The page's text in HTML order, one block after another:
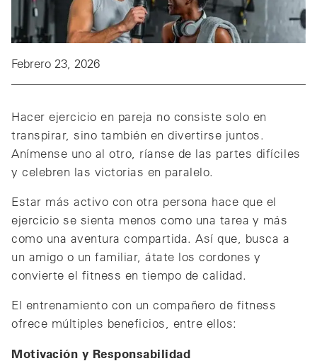
Febrero 23, 2026
Hacer ejercicio en pareja no consiste solo en
transpirar, sino también en divertirse juntos.
Anímense uno al otro, ríanse de las partes difíciles
y celebren las victorias en paralelo.
Estar más activo con otra persona hace que el
ejercicio se sienta menos como una tarea y más
como una aventura compartida. Así que, busca a
un amigo o un familiar, átate los cordones y
convierte el fitness en tiempo de calidad.
El entrenamiento con un compañero de fitness
ofrece múltiples beneficios, entre ellos:
Motivación y Responsabilidad